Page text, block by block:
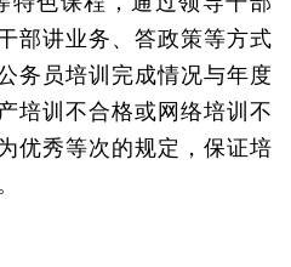
部讲业务、答政策等方式
务员培训完成情况与年度
培训不合格或网络培训不
优秀等次的规定，保证培